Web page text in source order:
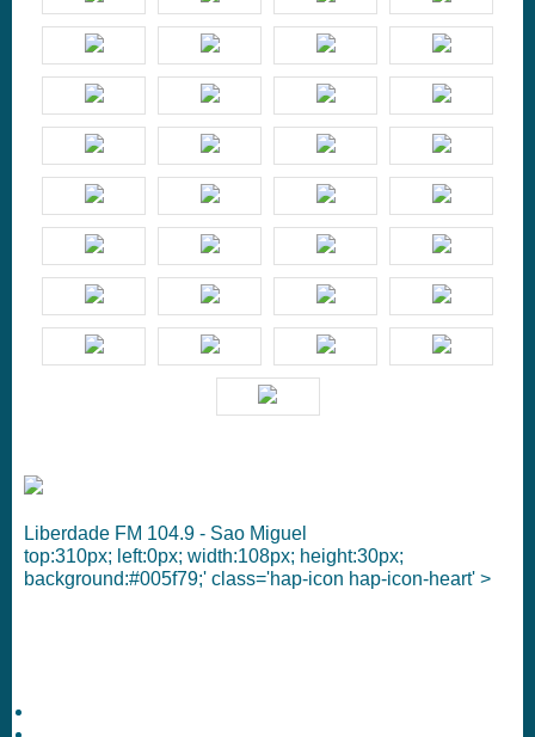
Liberdade FM 104.9 - Sao Miguel
top:310px; left:0px; width:108px; height:30px;
background:#005f79;' class='hap-icon hap-icon-heart' >